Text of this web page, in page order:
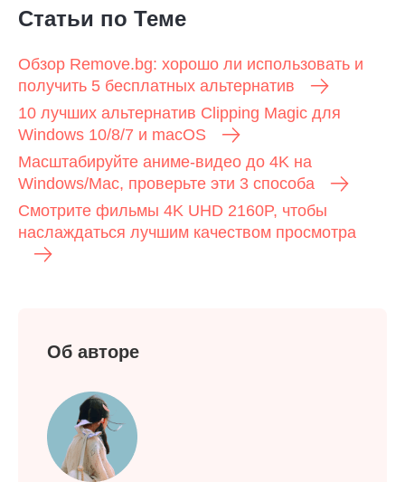
Статьи по Теме
Обзор Remove.bg: хорошо ли использовать и
получить 5 бесплатных альтернатив
10 лучших альтернатив Clipping Magic для
Windows 10/8/7 и macOS
Масштабируйте аниме-видео до 4K на
Windows/Mac, проверьте эти 3 способа
Смотрите фильмы 4K UHD 2160P, чтобы
наслаждаться лучшим качеством просмотра
Об авторе